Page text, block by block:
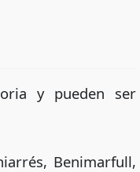
y pueden ser
Benimarfull,